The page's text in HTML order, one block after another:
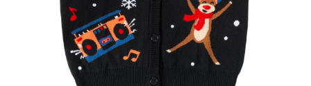
Champagneglazen
Cocktailglazen